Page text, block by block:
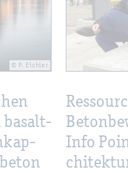
© P. Eich­ler
ba­salt­
Info